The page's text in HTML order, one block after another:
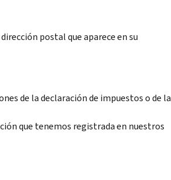
postal que aparece en su
de la declaración de impuestos o de la
que tenemos registrada en nuestros